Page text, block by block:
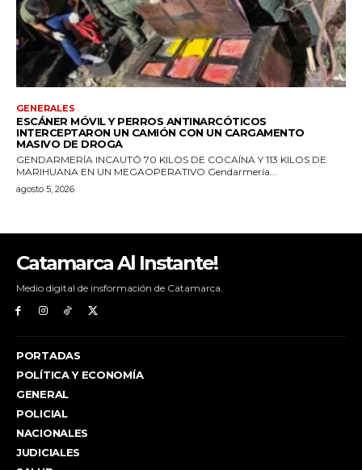
Catamarca Al Instante!
Medio digital de insformación de Catamarca.
PORTADAS
POLÍTICA Y ECONOMÍA
GENERAL
POLICIAL
NACIONALES
JUDICIALES